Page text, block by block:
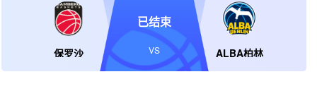
保罗沙 ALBA柏林
已结束
VS